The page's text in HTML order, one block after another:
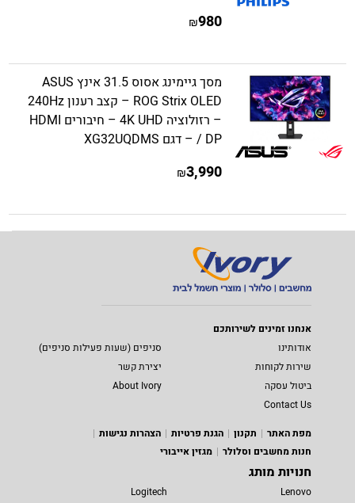
980
₪
מסך גיימינג אסוס 31.5 אינץ ASUS
ROG Strix OLED – קצב רענון 240Hz
– רזולוציה 4K UHD – חיבורים HDMI
/ DP – דגם XG32UQDMS
3,990
₪
אנחנו זמינים לשירותכם
אודותינו
סניפים (שעות פעילות סניפים)
שירות לקוחות
יצירת קשר
ביטול עסקה
About Ivory
Contact Us
מפת האתר
תקנון הגנת פרטיות
הצהרות נגישות
חנות מחשבים וסלולר
מגזין אייבורי
חנויות מותג
Lenovo
Logitech